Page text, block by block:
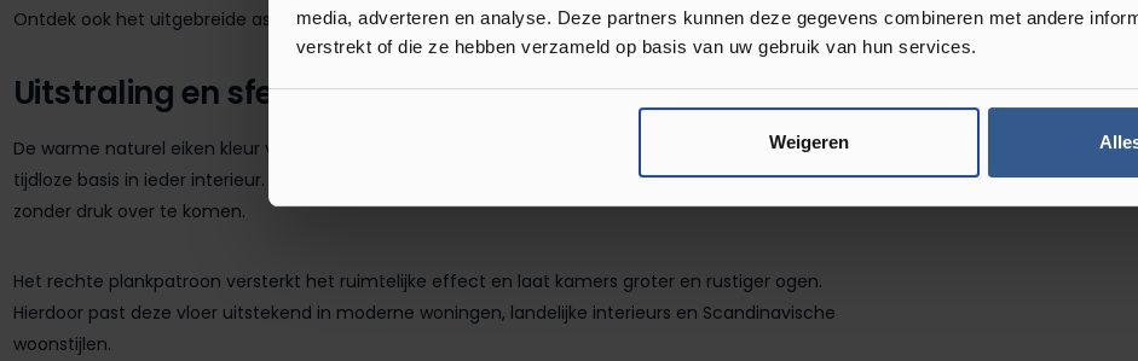
media, adverteren en analyse. Deze partners kunnen deze gegevens combineren met andere
verstrekt of die ze hebben verzameld op basis van uw gebruik van hun services.
Weigeren
Ontdek ook het uitgebreide assortimentKlik PVC vloerenbij Luxury Floors voor nog meer inspiratie.
Uitstraling en sfeer
De warme naturel eiken kleur van de Parador Basic 5.3 Eiken Infinity Natuur zorgt voor een sfeervolle en
tijdloze basis in ieder interieur. De natuurlijke houtstructuur geeft de vloer een levendige uitstraling
zonder druk over te komen.
Het rechte plankpatroon versterkt het ruimtelijke effect en laat kamers groter en rustiger ogen.
Hierdoor past deze vloer uitstekend in moderne woningen, landelijke interieurs en Scandinavische
woonstijlen.